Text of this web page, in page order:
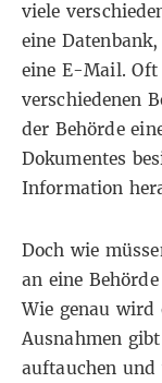
viele
eine
eine E-Mail.
verschiedenen
der Behörde
Dokumentes
Information
Doch wie
an eine
Wie genau
Ausnahmen
auftauchen und